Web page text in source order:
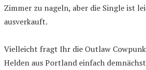
Zimmer zu nageln, aber die Single ist
ausverkauft.
Vielleicht fragt Ihr die Outlaw
Helden aus Portland einfach